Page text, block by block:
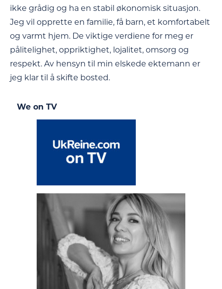
ikke grådig og ha en stabil økonomisk situasjon.
Jeg vil opprette en familie, få barn, et komfortabelt
og varmt hjem. De viktige verdiene for meg er
pålitelighet, oppriktighet, lojalitet, omsorg og
respekt. Av hensyn til min elskede ektemann er
jeg klar til å skifte bosted.
We on TV